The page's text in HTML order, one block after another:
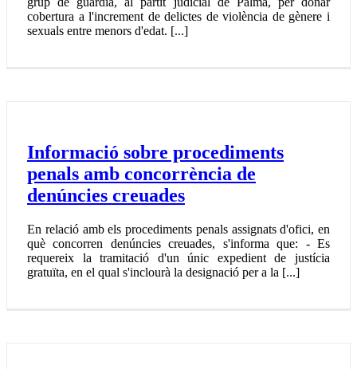
cobertura a l'increment de delictes de violència de gènere i
sexuals entre menors d'edat. [...]
Informació sobre procediments
penals amb concorrència de
denúncies creuades
En relació amb els procediments penals assignats d'ofici, en
què concorren denúncies creuades, s'informa que: - Es
requereix la tramitació d'un únic expedient de justícia
gratuïta, en el qual s'inclourà la designació per a la [...]